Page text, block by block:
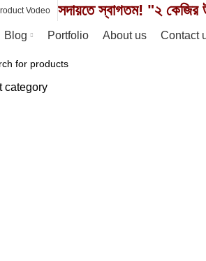
Vodeo সদায়তে স্বাগতম! "২ কেজির
Blog Portfolio About us Contact
category